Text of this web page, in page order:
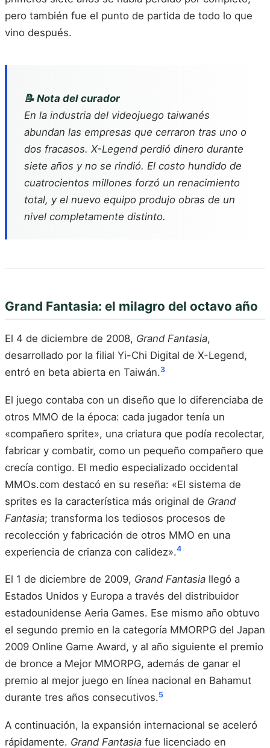
pero también fue el punto de partida de todo lo que
vino después.
📝 Nota del curador
En la industria del videojuego taiwanés
abundan las empresas que cerraron tras uno o
dos fracasos. X-Legend perdió dinero durante
siete años y no se rindió. El costo hundido de
cuatrocientos millones forzó un renacimiento
total, y el nuevo equipo produjo obras de un
nivel completamente distinto.
Grand Fantasia: el milagro del octavo año
El 4 de diciembre de 2008, Grand Fantasia,
desarrollado por la filial Yi-Chi Digital de X-Legend,
entró en beta abierta en Taiwán.3
El juego contaba con un diseño que lo diferenciaba de
otros MMO de la época: cada jugador tenía un
«compañero sprite», una criatura que podía recolectar,
fabricar y combatir, como un pequeño compañero que
crecía contigo. El medio especializado occidental
MMOs.com destacó en su reseña: «El sistema de
sprites es la característica más original de Grand
Fantasia; transforma los tediosos procesos de
recolección y fabricación de otros MMO en una
experiencia de crianza con calidez».4
El 1 de diciembre de 2009, Grand Fantasia llegó a
Estados Unidos y Europa a través del distribuidor
estadounidense Aeria Games. Ese mismo año obtuvo
el segundo premio en la categoría MMORPG del Japan
2009 Online Game Award, y al año siguiente el premio
de bronce a Mejor MMORPG, además de ganar el
premio al mejor juego en línea nacional en Bahamut
durante tres años consecutivos.5
A continuación, la expansión internacional se aceleró
rápidamente. Grand Fantasia fue licenciado en